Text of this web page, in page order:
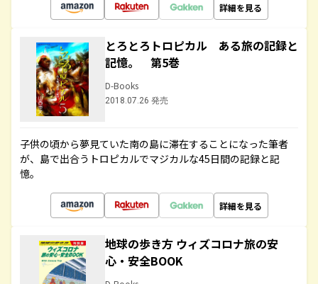
詳細を見る
とろとろトロピカル ある旅の記録と
記憶。 第5巻
D-Books
2018.07.26 発売
子供の頃から夢見ていた南の島に滞在することになった筆者
が、島で出合うトロピカルでマジカルな45日間の記録と記
憶。
詳細を見る
地球の歩き方 ウィズコロナ旅の安
心・安全BOOK